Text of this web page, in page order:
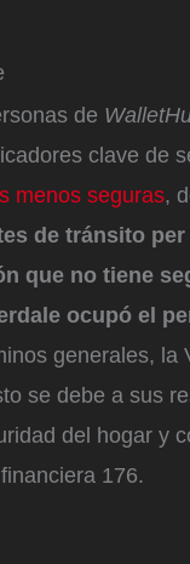
de
clave de
menos seguras,
de tránsito
que no tiene
ocupó el
generales, la
se debe a sus
del hogar y
176.